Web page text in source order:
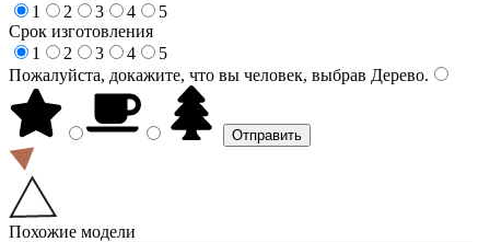
1
2 3 4
5
Срок изготовления
1
2 3 4
5
Пожалуйста, докажите, что вы человек, выбрав Дерево.
Похожие модели